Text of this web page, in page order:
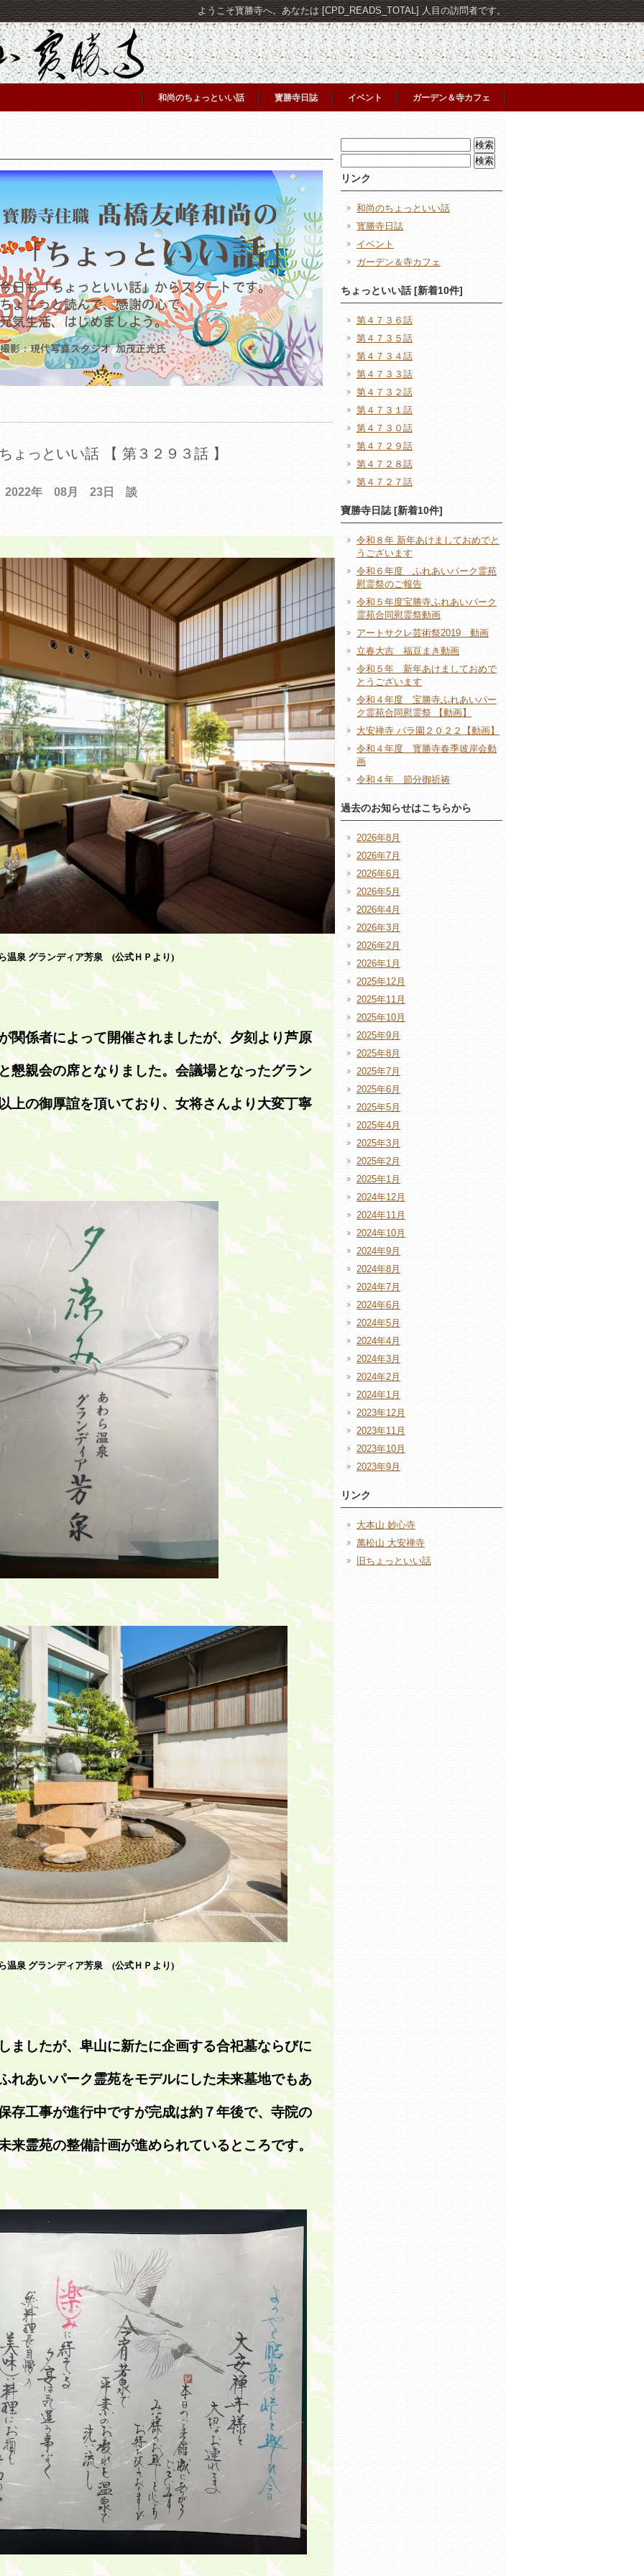
ようこそ寳勝寺へ。あなたは [CPD_READS_TOTAL] 人目の訪問者です。
和尚のちょっといい話 寳勝寺日誌 イベント ガーデン＆寺カフェ
ょっといい話 【 第３２９３話 】
2022年 08月 23日 談
温泉 グランディア芳泉 (公式ＨＰより)
関係者によって開催されましたが、夕刻より芦原
懇親会の席となりました。会議場となったグラン
上の御厚誼を頂いており、女将さんより大変丁寧
温泉 グランディア芳泉 (公式ＨＰより)
ましたが、卑山に新たに企画する合祀墓ならびに
れあいパーク霊苑をモデルにした未来墓地でもあ
存工事が進行中ですが完成は約７年後で、寺院の
来霊苑の整備計画が進められているところです。
索:
索:
リンク
和尚のちょっといい話
寳勝寺日誌
イベント
ガーデン＆寺カフェ
ちょっといい話 [新着10件]
第４７３６話
第４７３５話
第４７３４話
第４７３３話
第４７３２話
第４７３１話
第４７３０話
第４７２９話
第４７２８話
第４７２７話
寶勝寺日誌 [新着10件]
令和８年 新年あけましておめでと
うございます
令和６年度 ふれあいパーク霊苑
慰霊祭のご報告
令和５年度宝勝寺ふれあいパーク
霊苑合同慰霊祭動画
アートサクレ芸術祭2019 動画
立春大吉 福豆まき動画
令和５年 新年あけましておめで
とうございます
令和４年度 宝勝寺ふれあいパー
ク霊苑合同慰霊祭 【動画】
大安禅寺 バラ園２０２２【動画】
令和４年度 寳勝寺春季彼岸会動
画
令和４年 節分御祈祷
過去のお知らせはこちらから
2026年8月
2026年7月
2026年6月
2026年5月
2026年4月
2026年3月
2026年2月
2026年1月
2025年12月
2025年11月
2025年10月
2025年9月
2025年8月
2025年7月
2025年6月
2025年5月
2025年4月
2025年3月
2025年2月
2025年1月
2024年12月
2024年11月
2024年10月
2024年9月
2024年8月
2024年7月
2024年6月
2024年5月
2024年4月
2024年3月
2024年2月
2024年1月
2023年12月
2023年11月
2023年10月
2023年9月
リンク
大本山 妙心寺
萬松山 大安禅寺
旧ちょっといい話